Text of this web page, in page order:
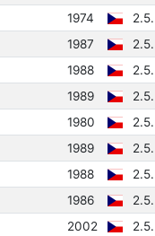
1974
1987
1988
1989
1980
1989
1988
1986
2002